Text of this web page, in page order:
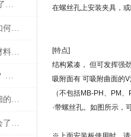
模具抛光不可少的纤维油石,你了解多少呢？
精密影像测量仪有哪些故障，如何解决
小孔内视镜可在不损伤组织或材料的情况下进行观察
纤维油石是用什么树脂合成的？ 为什么这么贵？
超声波切割刀能够实现非常精细的切割
圆周直径尺读数的方法，你学会了吗？
在螺丝孔上安装夹具，
[特点]
结构紧凑， 但可发挥强
吸附面有 可吸附曲面的
（不包括MB-PH、PM、
·带螺丝孔。如图所示，